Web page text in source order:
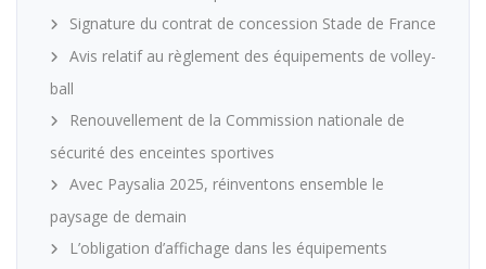
Signature du contrat de concession Stade de France
Avis relatif au règlement des équipements de volley-
ball
Renouvellement de la Commission nationale de
sécurité des enceintes sportives
Avec Paysalia 2025, réinventons ensemble le
paysage de demain
L’obligation d’affichage dans les équipements